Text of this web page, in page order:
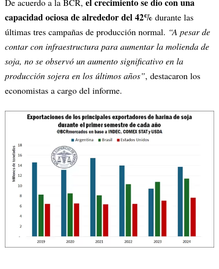
De acuerdo a la BCR,
capacidad ociosa de alrededor del 42% durante las
últimas tres campañas de producción normal. “A pesar de
contar con infraestructura para aumentar la molienda de
soja, no se observó un aumento significativo en la
producción sojera en los últimos años”, destacaron los
economistas a cargo del informe.